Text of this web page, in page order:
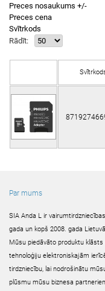
Preces nosaukums +/-
Preces cena
Svītrkods
Rādīt:
Par mums
SIA Anda L ir
gada un kopš 2008. gada
Mūsu piedāvāto produktu
tehnoloģiju elektroniskajām
tirdzniecību, lai nodrošinātu
plūsmu mūsu biznesa